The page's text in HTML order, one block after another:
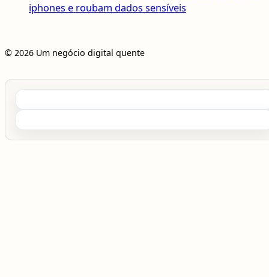
iphones e roubam dados sensíveis
© 2026 Um negócio digital quente